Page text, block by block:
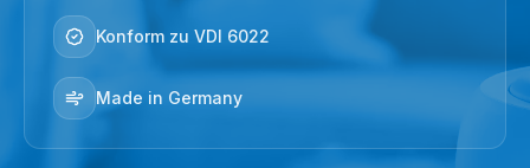
Konform zu VDI 6022
Made in Germany